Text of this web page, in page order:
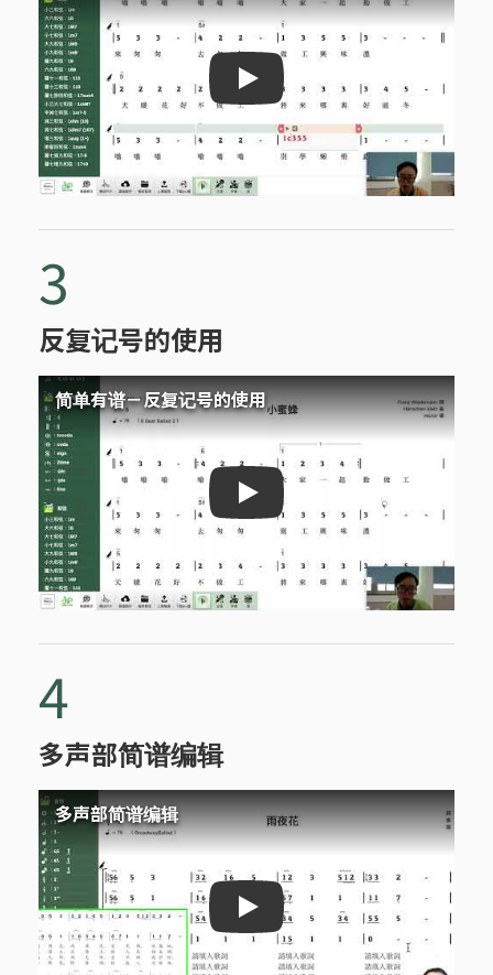
简单有谱－建立和弦
3
反复记号的使用
简单有谱－反复记号的使用
简单有谱－反复记号的使用
4
多声部简谱编辑
多声部简谱编辑
多声部简谱编辑